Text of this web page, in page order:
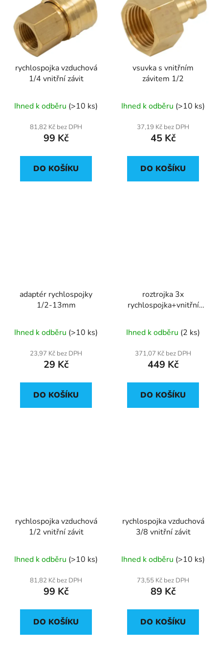
rychlospojka vzduchová
1/4 vnitřní závit
Ihned k odběru (>10 ks)
81,82 Kč bez DPH
99 Kč
DO KOŠÍKU
vsuvka s vnitřním
závitem 1/2
Ihned k odběru (>10 ks)
37,19 Kč bez DPH
45 Kč
DO KOŠÍKU
adaptér rychlospojky
1/2-13mm
Ihned k odběru (>10 ks)
23,97 Kč bez DPH
29 Kč
DO KOŠÍKU
roztrojka 3x
rychlospojka+vnitřní
Ihned k odběru (2 ks)
371,07 Kč bez DPH
449 Kč
DO KOŠÍKU
rychlospojka vzduchová
1/2 vnitřní závit
Ihned k odběru (>10 ks)
81,82 Kč bez DPH
99 Kč
DO KOŠÍKU
rychlospojka vzduchová
3/8 vnitřní závit
Ihned k odběru (>10 ks)
73,55 Kč bez DPH
89 Kč
DO KOŠÍKU